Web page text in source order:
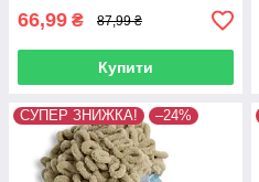
66,99 ₴ 87,99 ₴
Купити
СУПЕР ЗНИЖКА! –24%